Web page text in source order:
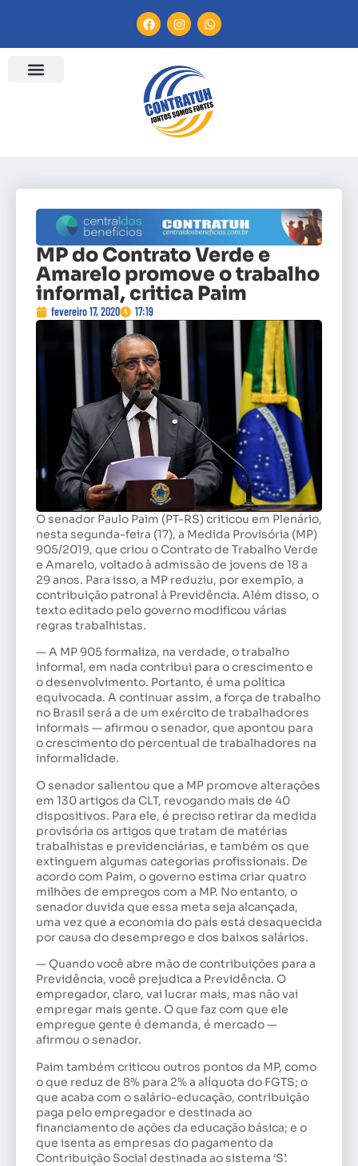
MP do Contrato Verde e
Amarelo promove o trabalho
informal, critica Paim
fevereiro 17, 2020 17:19
O senador Paulo Paim (PT-RS) criticou em Plenário,
nesta segunda-feira (17), a Medida Provisória (MP)
905/2019, que criou o Contrato de Trabalho Verde
e Amarelo, voltado à admissão de jovens de 18 a
29 anos. Para isso, a MP reduziu, por exemplo, a
contribuição patronal à Previdência. Além disso, o
texto editado pelo governo modificou várias
regras trabalhistas.
— A MP 905 formaliza, na verdade, o trabalho
informal, em nada contribui para o crescimento e
o desenvolvimento. Portanto, é uma política
equivocada. A continuar assim, a força de trabalho
no Brasil será a de um exército de trabalhadores
informais — afirmou o senador, que apontou para
o crescimento do percentual de trabalhadores na
informalidade.
O senador salientou que a MP promove alterações
em 130 artigos da CLT, revogando mais de 40
dispositivos. Para ele, é preciso retirar da medida
provisória os artigos que tratam de matérias
trabalhistas e previdenciárias, e também os que
extinguem algumas categorias profissionais. De
acordo com Paim, o governo estima criar quatro
milhões de empregos com a MP. No entanto, o
senador duvida que essa meta seja alcançada,
uma vez que a economia do país está desaquecida
por causa do desemprego e dos baixos salários.
— Quando você abre mão de contribuições para a
Previdência, você prejudica a Previdência. O
empregador, claro, vai lucrar mais, mas não vai
empregar mais gente. O que faz com que ele
empregue gente é demanda, é mercado —
afirmou o senador.
Paim também criticou outros pontos da MP, como
o que reduz de 8% para 2% a alíquota do FGTS; o
que acaba com o salário-educação, contribuição
paga pelo empregador e destinada ao
financiamento de ações da educação básica; e o
que isenta as empresas do pagamento da
Contribuição Social destinada ao sistema ‘S’.